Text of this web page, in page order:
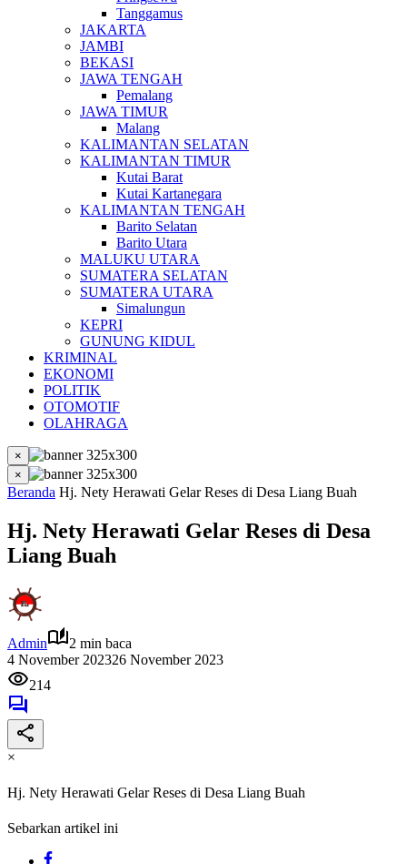
Tanggamus
JAKARTA
JAMBI
BEKASI
JAWA TENGAH
Pemalang
JAWA TIMUR
Malang
KALIMANTAN SELATAN
KALIMANTAN TIMUR
Kutai Barat
Kutai Kartanegara
KALIMANTAN TENGAH
Barito Selatan
Barito Utara
MALUKU UTARA
SUMATERA SELATAN
SUMATERA UTARA
Simalungun
KEPRI
GUNUNG KIDUL
KRIMINAL
EKONOMI
POLITIK
OTOMOTIF
OLAHRAGA
×
×
Beranda Hj. Nety Herawati Gelar Reses di Desa Liang Buah
Hj. Nety Herawati Gelar Reses di Desa
Liang Buah
Admin
2 min baca
4 November 202326 November 2023
214
×
Hj. Nety Herawati Gelar Reses di Desa Liang Buah
Sebarkan artikel ini